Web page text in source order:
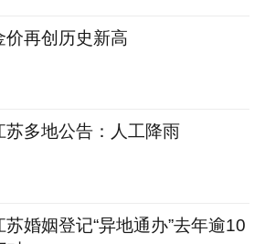
价再创历史新高
苏多地公告：人工降雨
苏婚姻登记“异地通办”去年逾10